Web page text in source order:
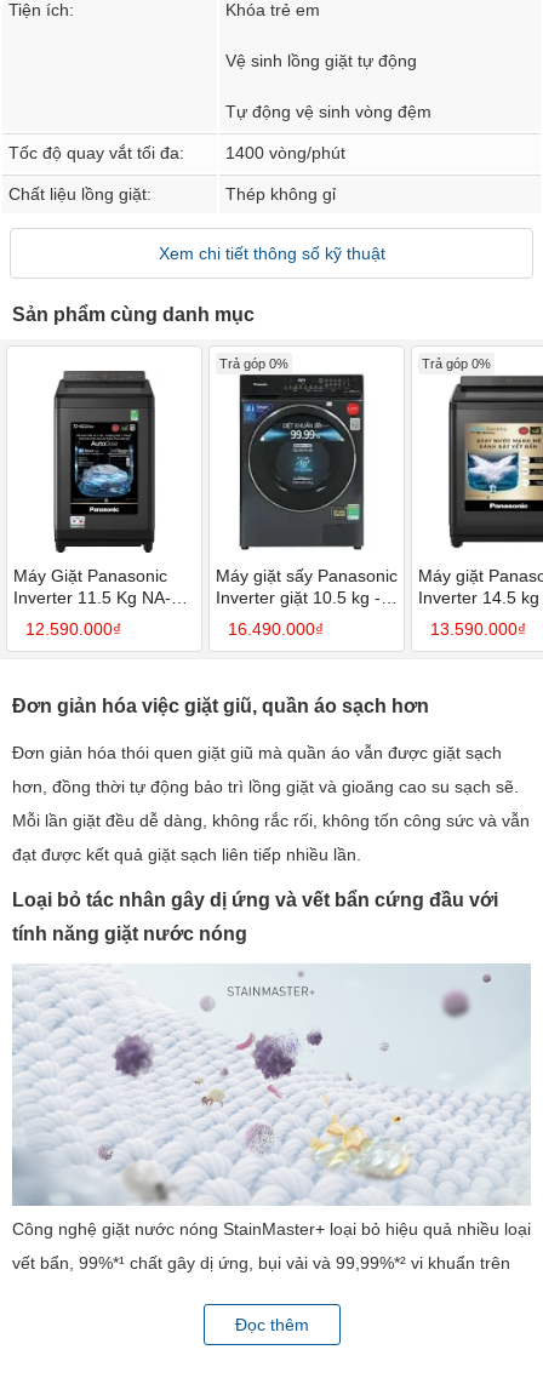
Tiện ích: Khóa trẻ em
Vệ sinh lồng giặt tự động
Tự động vệ sinh vòng đệm
Tốc độ quay vắt tối đa: 1400 vòng/phút
Chất liệu lồng giặt: Thép không gỉ
Xem chi tiết thông số kỹ thuật
Sản phẩm cùng danh mục
Máy Giặt Panasonic
Inverter 11.5 Kg NA-
FD115W3BV
12.590.000₫
Trả góp 0%
Máy giặt sấy Panasonic
Inverter giặt 10.5 kg -
sấy 6 kg NA-
S056FR1BV
16.490.000₫
Trả góp 0%
Máy giặt
Inverter 14.5 kg
FD290CEBV
13.590.000₫
Đơn giản hóa việc giặt giũ, quần áo sạch hơn
Đơn giản hóa thói quen giặt giũ mà quần áo vẫn được giặt sạch
hơn, đồng thời tự động bảo trì lồng giặt và gioăng cao su sạch sẽ.
Mỗi lần giặt đều dễ dàng, không rắc rối, không tốn công sức và vẫn
đạt được kết quả giặt sạch liên tiếp nhiều lần.
Loại bỏ tác nhân gây dị ứng và vết bẩn cứng đầu với
tính năng giặt nước nóng
Công nghệ giặt nước nóng StainMaster+ loại bỏ hiệu quả nhiều loại
vết bẩn, 99%*¹ chất gây dị ứng, bụi vải và 99,99%*² vi khuẩn trên
Đọc thêm